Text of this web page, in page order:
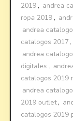
2019 , andrea
ropa 2019 ,
andrea
catalogos 2017 ,
andrea
digitales ,
catalogos 2019
andrea
2019 outlet,
catalogos 2019